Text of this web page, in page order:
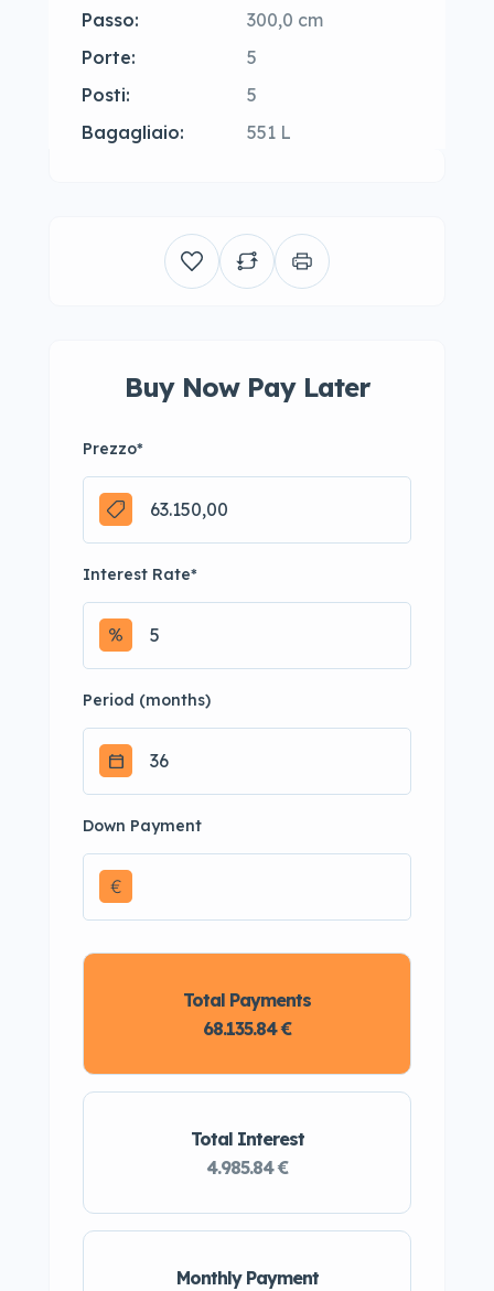
Passo:
300,0 cm
Porte:
5
Posti:
5
Bagagliaio:
551 L
Buy Now Pay Later
Prezzo*
Interest Rate*
Period (months)
Down Payment
€
Monthly Payment
Total Interest
4.985.84 €
Total Payments
68.135.84 €